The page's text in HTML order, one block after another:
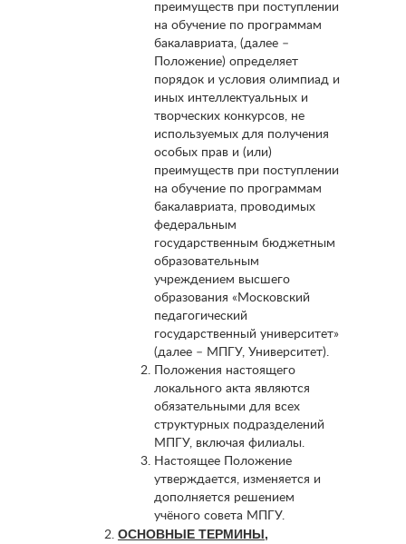
преимуществ при поступлении
на обучение по программам
бакалавриата, (далее –
Положение) определяет
порядок и условия олимпиад и
иных интеллектуальных и
творческих конкурсов, не
используемых для получения
особых прав и (или)
преимуществ при поступлении
на обучение по программам
бакалавриата, проводимых
федеральным
государственным бюджетным
образовательным
учреждением высшего
образования «Московский
педагогический
государственный университет»
(далее – МПГУ, Университет).
Положения настоящего
локального акта являются
обязательными для всех
структурных подразделений
МПГУ, включая филиалы.
Настоящее Положение
утверждается, изменяется и
дополняется решением
учёного совета МПГУ.
ОСНОВНЫЕ ТЕРМИНЫ,